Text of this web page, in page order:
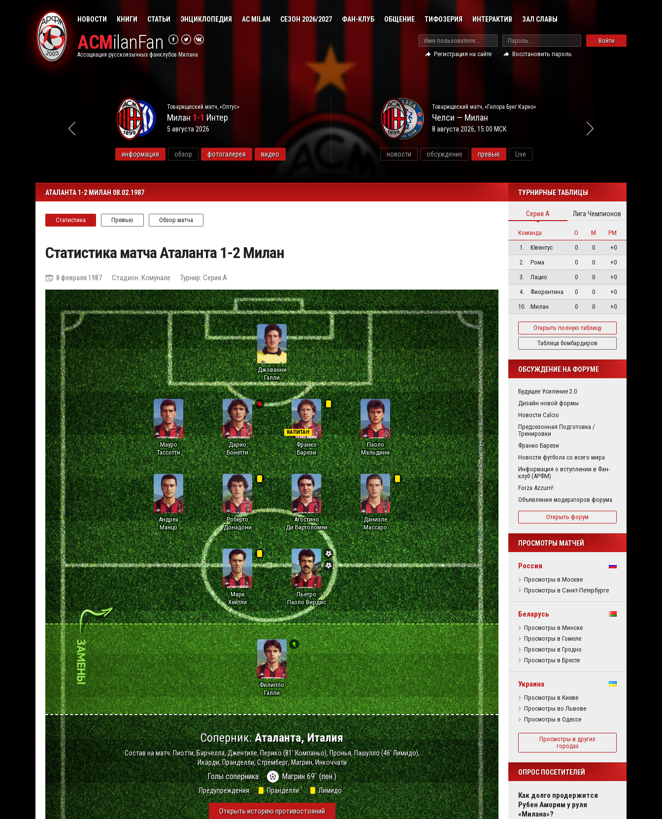
НОВОСТИ КНИГИ СТАТЬИ ЭНЦИКЛОПЕДИЯ AC MILAN СЕЗОН 2026/2027 ФАН-КЛУБ ОБЩЕНИЕ ТИФОЗЕРИЯ ИНТЕРАКТИВ ЗАЛ СЛАВЫ
ACMilanFan
Ассоциация русскоязычных фанклубов Милана
Войти
Регистрация на сайте
Восстановить пароль
Товарищеский матч, «Оптус»
Милан 1-1 Интер
5 августа 2026
информация обзор фотогалерея видео
Товарищеский матч, «Гелора Бунг Карно»
Челси — Милан
8 августа 2026, 15:00 МСК
новости обсуждение превью Live
АТАЛАНТА 1-2 МИЛАН 08.02.1987
Статистика Превью Обзор матча
Статистика матча Аталанта 1-2 Милан
8 февраля 1987 Стадион: Комунале Турнир: Серия А
Джованни
Галли
Мауро
Тассотти
Дарио
Бонетти
КАПИТАН
Франко
Барези
Паоло
Мальдини
Андреа
Манцо
Роберто
Донадони
Агостино
Ди Бартоломеи
Даниэле
Массаро
Марк
Хейтли
Пьетро
Паоло Вирдис
Филиппо
Галли
Соперник:Аталанта, Италия
Состав на матч: Пиотти, Барчелла, Джентиле, Перико (81' Компаньо), Пронья, Пашулло (46' Лимидо),
Икарди, Пранделли, Стрёмберг, Магрин, Инкоччати
Голы соперника: Магрин 69` (пен.)
Предупреждения: Пранделли ` Лимидо `
Открыть историю противостояний
ТУРНИРНЫЕ ТАБЛИЦЫ
Серия А Лига Чемпионов
Команда О М
РМ
1.
Ювентус 0 0
+0
2.
Рома 0 0
+0
3.
Лацио 0 0
+0
4.
Фиорентина 0 0
+0
10.
Милан 0 0 +0
Открыть полную таблицу
Таблица бомбардиров
ОБСУЖДЕНИЕ НА ФОРУМЕ
Будущее Усиление 2.0
Дизайн новой формы
Новости Calcio
Предсезонная Подготовка /
Тренировки
Франко Барези
Новости футбола со всего мира
Информация о вступлении в Фан-
клуб (АРФМ)
Forza Azzurri!
Объявления модераторов форума
Открыть форум
ПРОСМОТРЫ МАТЧЕЙ
Россия
Просмотры в Москве
Просмотры в Санкт-Петербурге
Беларусь
Просмотры в Минске
Просмотры в Гомеле
Просмотры в Гродно
Просмотры в Бресте
Украина
Просмотры в Киеве
Просмотры во Львове
Просмотры в Одессе
Просмотры в других
городах
ОПРОС ПОСЕТИТЕЛЕЙ
Как долго продержится
Рубен Аморим у руля
«Милана»?